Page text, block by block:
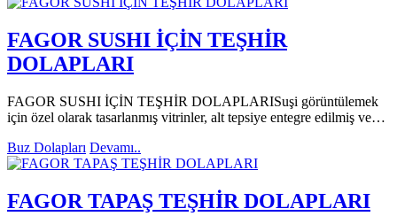
FAGOR SUSHI İÇİN TEŞHİR
DOLAPLARI
FAGOR SUSHI İÇİN TEŞHİR DOLAPLARISuşi görüntülemek
için özel olarak tasarlanmış vitrinler, alt tepsiye entegre edilmiş ve…
Buz Dolapları Devamı..
FAGOR TAPAŞ TEŞHİR DOLAPLARI